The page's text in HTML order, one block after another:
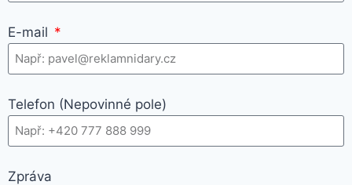
E-mail
Telefon (Nepovinné pole)
Zpráva